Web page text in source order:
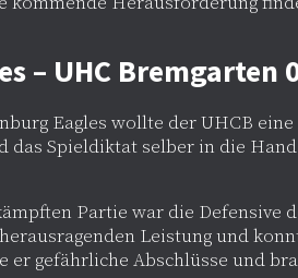
– UHC Bremgarten
Eagles wollte der UHCB
das Spieldiktat selber in die
Partie war die Defensive
Leistung und
gefährliche Abschlüsse und